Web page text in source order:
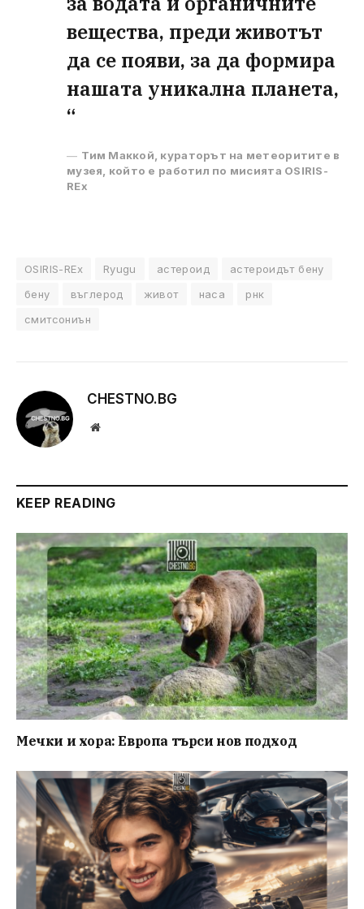
вещества, преди животът
да се появи, за да формира
нашата уникална планета,
“
Тим Маккой, кураторът на метеоритите в
музея, който е работил по мисията OSIRIS-
REx
OSIRIS-REx Ryugu астероид
астероидът бену
бену
въглерод живот наса
рнк
смитсониън
CHESTNO.BG
Website
KEEP READING
Мечки и хора: Европа търси нов подход